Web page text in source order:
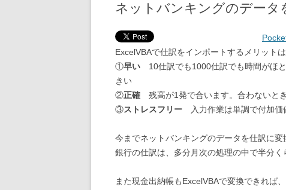
ネットバンキングのデータ
ExcelVBAで仕訳をインポートするメリットは
①早い 10仕訳でも1000仕訳でも時間がほ
きい
②正確 残高が1発で合います。合わないと
③ストレスフリー 入力作業は単調で付加価
今までネットバンキングのデータを仕訳に変
銀行の仕訳は、多分月次の処理の中で半分く
また現金出納帳もExcelVBAで変換できれば